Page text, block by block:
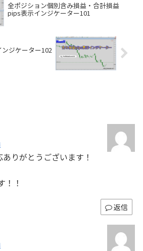
全ポジション個別含み損益・合計損益
pips表示インジケーター101
ジケーター102
りがとうございます！
！！
返信